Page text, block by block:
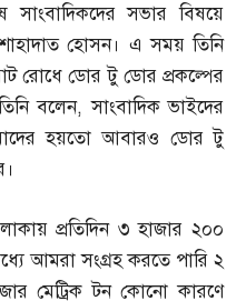
সাংবাদিকদের সভার বিষয়ে
শাহাদাত হোসন। এ সময় তিনি
রোধে ডোর টু ডোর প্রকল্পের
বলেন,সাংবাদিক ভাইদের
হয়তো আবারও ডোর টু
প্রতিদিন ৩ হাজার ২০০
আমরা সংগ্রহ করতে পারি ২
মেট্রিক টন কোনো কারণে